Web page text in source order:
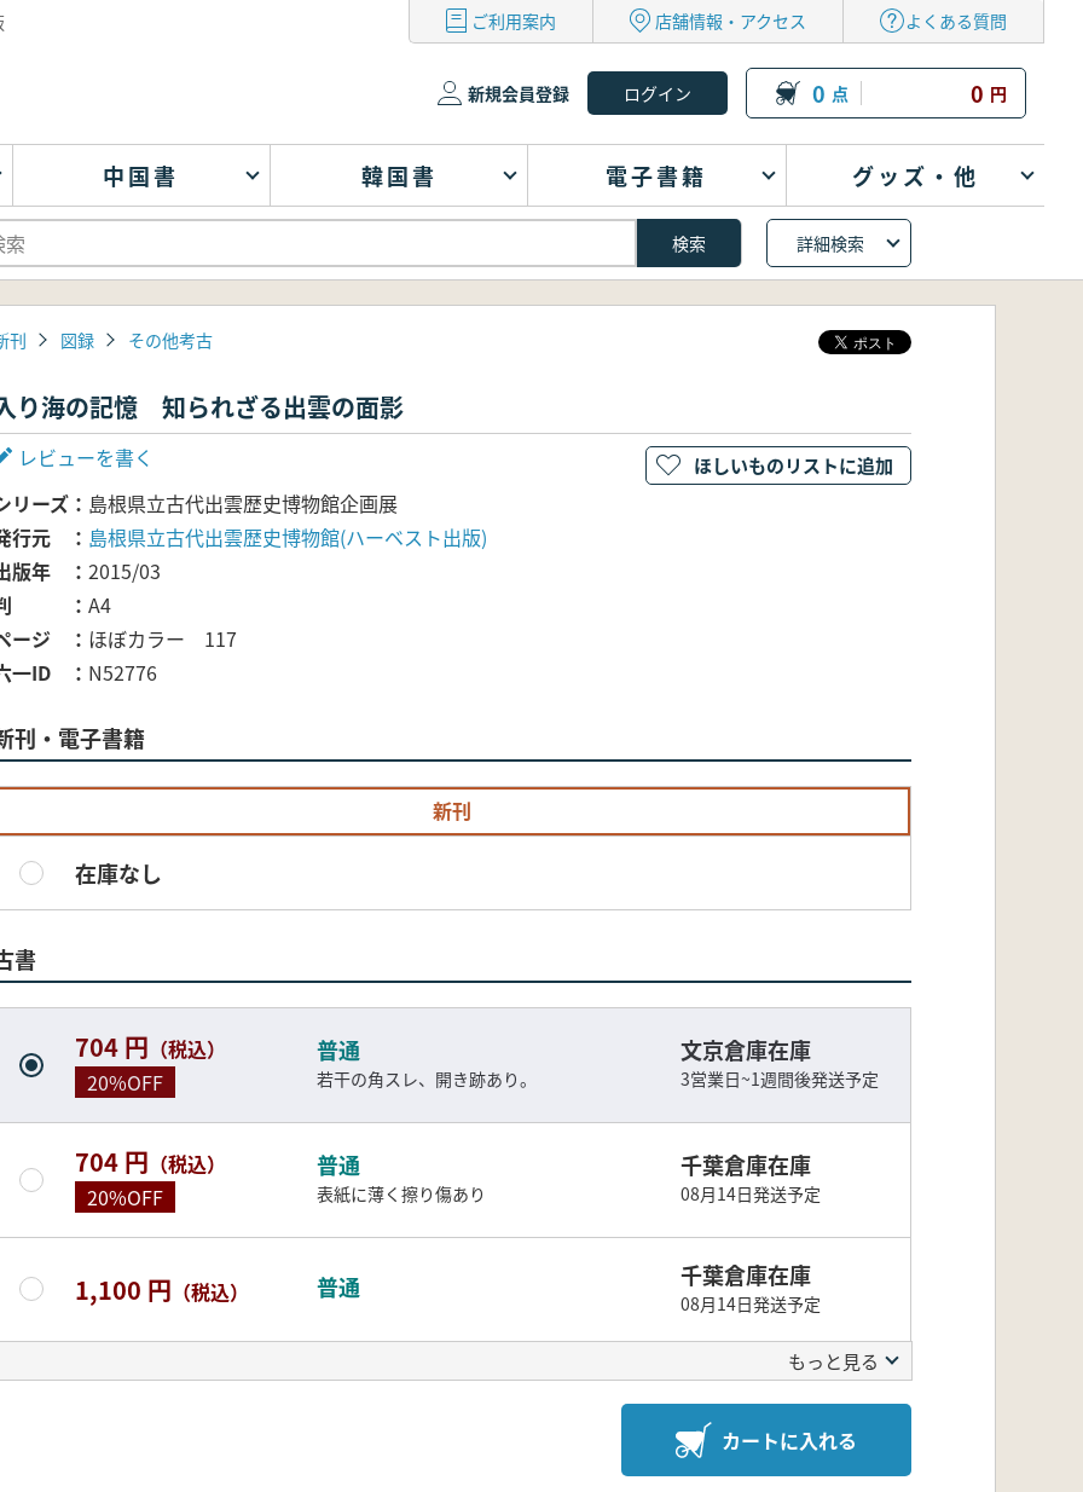
ご利用案内 店舗情報・アクセス よくある質問
新規会員登録 0 点 0 円
中国書 韓国書 電子書籍 グッズ・他
詳細検索
刊 図録 その他考古
り海の記憶 知られざる出雲の面影
レビューを書く
リーズ
島根県立古代出雲歴史博物館企画展
行元
島根県立古代出雲歴史博物館(ハーベスト出版)
版年
2015/03
A4
ージ
ほぼカラー 117
一ID
N52776
刊・電子書籍
新刊
在庫なし
書
704 円 （税込）
20%OFF
普通
若干の角スレ、開き跡あり。
文京倉庫在庫
3営業日~1週間後発送予定
704 円 （税込）
20%OFF
普通
表紙に薄く擦り傷あり
千葉倉庫在庫
08月14日発送予定
1,100 円 （税込） 普通 千葉倉庫在庫
08月14日発送予定
もっと見る
カートに入れる
ほしいものリストに追加